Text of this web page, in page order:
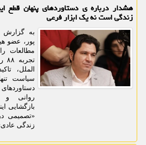
هشدار درباره ی دستاوردهای پنهان قطع
زندگی است نه یک ابزار فرعی
به گزارش
پور، عضو
مطالعات
الملل،
سیاست
روانی و
بازگشایی
«تصمیمی
زندگی